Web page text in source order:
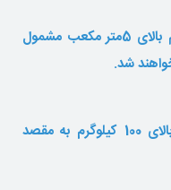
حمل محمولات خرده بار با حجم بالای 5متر مکعب مشمول
شد.
قابلیت حمل خرده بار بالای 100 کیلوگرم به مقصد